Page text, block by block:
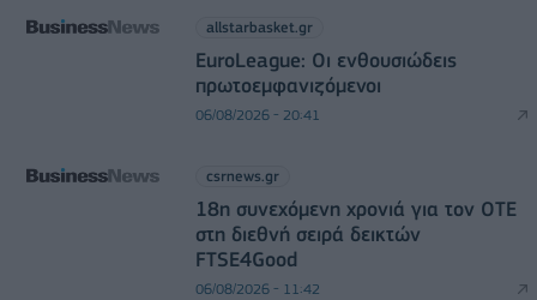
allstarbasket.gr
EuroLeague: Οι ενθουσιώδεις
πρωτοεμφανιζόμενοι
06/08/2026 - 20:41
csrnews.gr
18η συνεχόμενη χρονιά για τον ΟΤΕ
στη διεθνή σειρά δεικτών
FTSE4Good
06/08/2026 - 11:42